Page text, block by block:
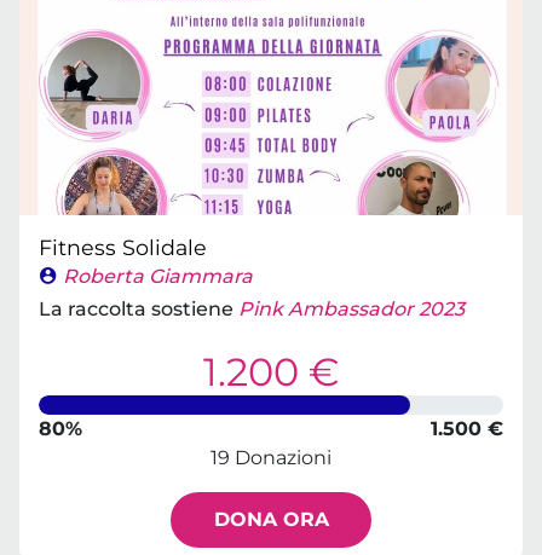
Fitness Solidale
Roberta Giammara
La raccolta sostiene Pink Ambassador 2023
1.200 €
80%
1.500 €
19 Donazioni
DONA ORA